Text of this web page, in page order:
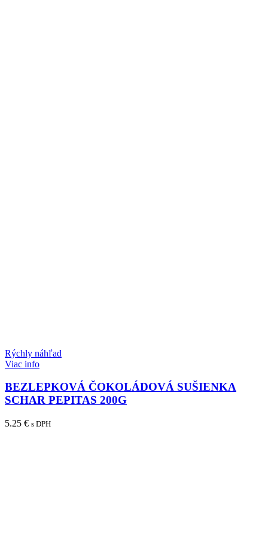
Rýchly náhľad
Viac info
BEZLEPKOVÁ ČOKOLÁDOVÁ SUŠIENKA
SCHAR PEPITAS 200G
5.25 € s DPH